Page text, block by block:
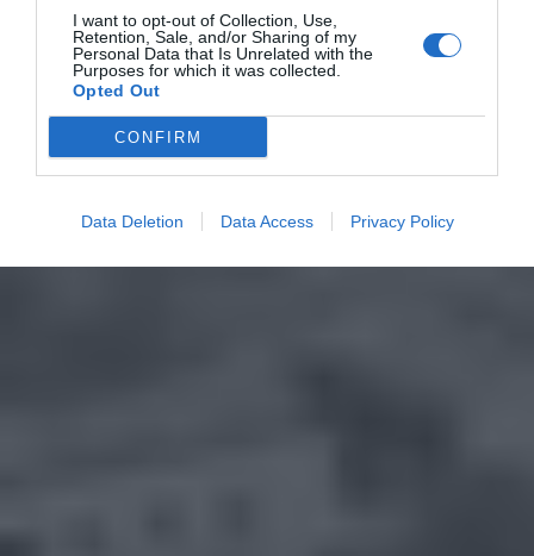
I want to opt-out of Collection, Use,
Retention, Sale, and/or Sharing of my
Personal Data that Is Unrelated with the
Purposes for which it was collected.
Opted Out
CONFIRM
Data Deletion Data Access Privacy Policy